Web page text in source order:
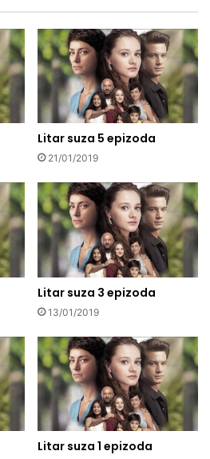
Litar suza 5 epizoda
21/01/2019
Litar suza 3 epizoda
13/01/2019
Litar suza 1 epizoda